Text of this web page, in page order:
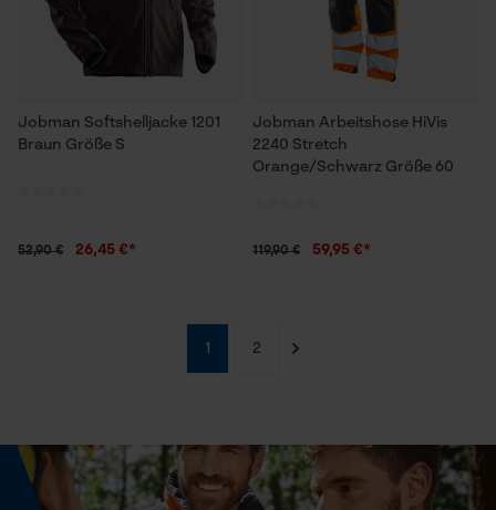
Jobman Softshelljacke 1201
Braun Größe S
52,90 € 26,45 €*
Jobman Arbeitshose HiVis
2240 Stretch
Orange/Schwarz Größe 60
119,90 € 59,95 €*
1 2
Prüfung setzen von Cookies
Session ID
Datenverarbeitung
Econda Tag Manager
Statistik Cookies
Econda Analytics
Fact-Finder Tracking